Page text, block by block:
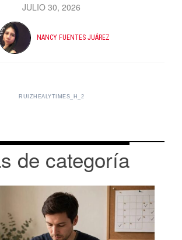
JULIO 30, 2026
NANCY FUENTES JUÁREZ
RUIZHEALYTIMES_H_2
de categoría